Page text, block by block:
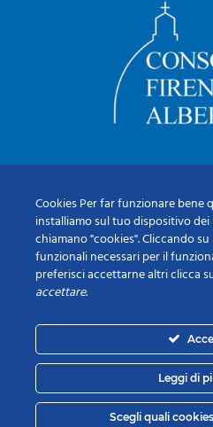
Cookies Per far funzionare bene
installiamo sul tuo dispositivo
chiamano "cookies". Cliccando su
funzionali necessari per il
preferisci accettarne altri clicca
accettare.
Leggi di
Scegli quali